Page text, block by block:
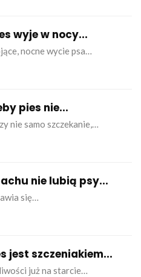
wyje w nocy...
nocne wycie psa…
pies nie...
nie samo szczekanie,…
nie lubią psy...
się…
jest szczeniakiem...
już na starcie…